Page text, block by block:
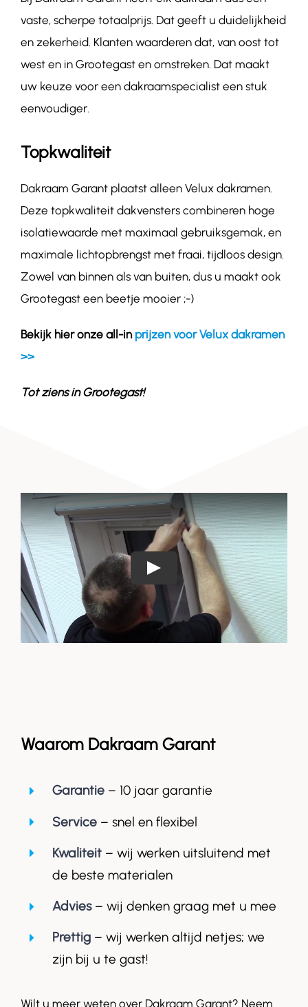
vaste, scherpe totaalprijs. Dat geeft u duidelijkheid
en zekerheid. Klanten waarderen dat, van oost tot
west en in Grootegast en omstreken. Dat maakt
uw keuze voor een dakraamspecialist een stuk
eenvoudiger.
Topkwaliteit
Dakraam Garant plaatst alleen Velux dakramen.
Deze topkwaliteit dakvensters combineren hoge
isolatiewaarde met maximaal gebruiksgemak, en
maximale lichtopbrengst met fraai, tijdloos design.
Zowel van binnen als van buiten, dus u maakt ook
Grootegast een beetje mooier ;-)
Bekijk hier onze all-in prijzen voor Velux dakramen
>>
Tot ziens inGrootegast!
Waarom Dakraam Garant
Garantie– 10 jaar garantie
Service – snel en flexibel
Kwaliteit– wij werken uitsluitend met
de beste materialen
Advies– wij denken graag met u mee
Prettig– wij werken altijd netjes; we
zijn bij u te gast!
Wilt u meer weten over Dakraam Garant? Neem